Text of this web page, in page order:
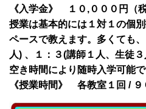
《入学金》 １０,０００円（税
授業は基本的には１対１の個
ペースで教えます。多くても
人) 、１：３(講師１人、生徒３
空き時間により随時入学可能で
《授業時間》 各教室１回 / ９